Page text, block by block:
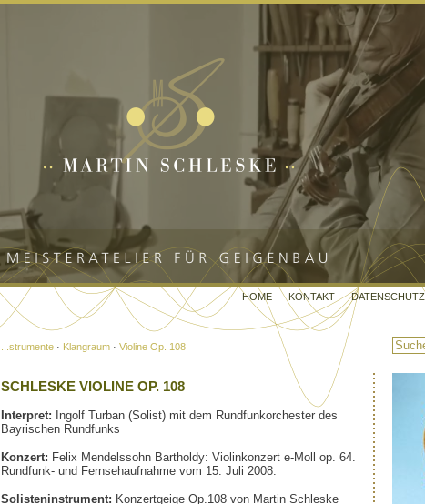
DATENSCHUTZ
KONTAKT
HOME
...strumente · Klangraum · Violine Op. 108
SCHLESKE VIOLINE OP. 108
Interpret: Ingolf Turban (Solist) mit dem Rundfunkorchester des
Bayrischen Rundfunks
Konzert: Felix Mendelssohn Bartholdy: Violinkonzert e-Moll op. 64.
Rundfunk- und Fernsehaufnahme vom 15. Juli 2008.
Solisteninstrument: Konzertgeige Op.108 von Martin Schleske